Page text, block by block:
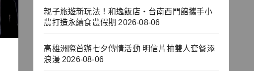
親子旅遊新玩法！和逸飯店‧台南西門館攜手小
農打造永續食農假期 2026-08-06
高雄洲際首辦七夕傳情活動 明信片抽雙人套餐添
浪漫 2026-08-06